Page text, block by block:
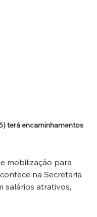
terá encaminhamentos
mobilização para
na Secretaria
salários atrativos,